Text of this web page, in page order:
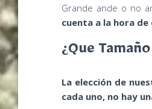
Grande ande o no
cuenta a la hora
¿Que
La elección de
cada uno, no hay